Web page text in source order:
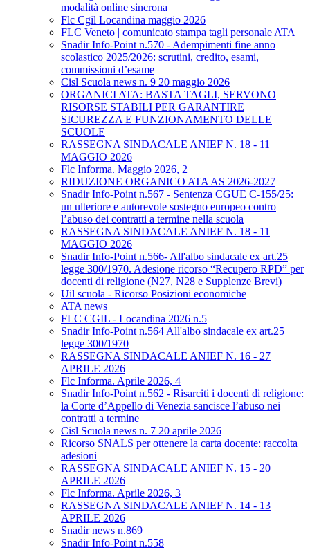
modalità online sincrona
Flc Cgil Locandina maggio 2026
FLC Veneto | comunicato stampa tagli personale ATA
Snadir Info-Point n.570 - Adempimenti fine anno
scolastico 2025/2026: scrutini, credito, esami,
commissioni d’esame
Cisl Scuola news n. 9 20 maggio 2026
ORGANICI ATA: BASTA TAGLI, SERVONO
RISORSE STABILI PER GARANTIRE
SICUREZZA E FUNZIONAMENTO DELLE
SCUOLE
RASSEGNA SINDACALE ANIEF N. 18 - 11
MAGGIO 2026
Flc Informa. Maggio 2026, 2
RIDUZIONE ORGANICO ATA AS 2026-2027
Snadir Info-Point n.567 - Sentenza CGUE C‑155/25:
un ulteriore e autorevole sostegno europeo contro
l’abuso dei contratti a termine nella scuola
RASSEGNA SINDACALE ANIEF N. 18 - 11
MAGGIO 2026
Snadir Info-Point n.566- All'albo sindacale ex art.25
legge 300/1970. Adesione ricorso “Recupero RPD” per
docenti di religione (N27, N28 e Supplenze Brevi)
Uil scuola - Ricorso Posizioni economiche
ATA news
FLC CGIL - Locandina 2026 n.5
Snadir Info-Point n.564 All'albo sindacale ex art.25
legge 300/1970
RASSEGNA SINDACALE ANIEF N. 16 - 27
APRILE 2026
Flc Informa. Aprile 2026, 4
Snadir Info-Point n.562 - Risarciti i docenti di religione:
la Corte d’Appello di Venezia sancisce l’abuso nei
contratti a termine
Cisl Scuola news n. 7 20 aprile 2026
Ricorso SNALS per ottenere la carta docente: raccolta
adesioni
RASSEGNA SINDACALE ANIEF N. 15 - 20
APRILE 2026
Flc Informa. Aprile 2026, 3
RASSEGNA SINDACALE ANIEF N. 14 - 13
APRILE 2026
Snadir news n.869
Snadir Info-Point n.558